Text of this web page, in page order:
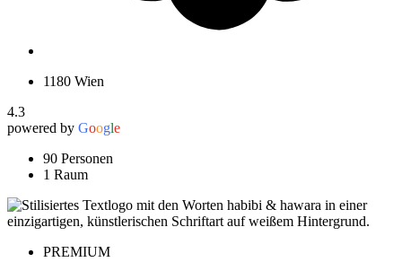
1180 Wien
4.3
powered by Google
90 Personen
1 Raum
PREMIUM